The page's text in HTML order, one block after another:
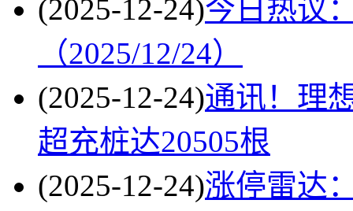
(2025-12-24)今日热议
（2025/12/24）
(2025-12-24)通讯！理
超充桩达20505根
(2025-12-24)涨停雷达